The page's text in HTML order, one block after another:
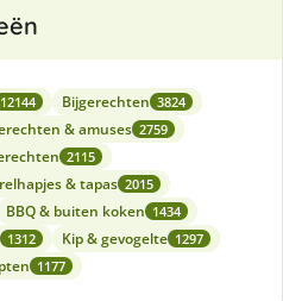
12144 Bijgerechten 3824
& amuses 2759
2115
& tapas 2015
BBQ & buiten koken 1434
1312 Kip & gevogelte 1297
1177